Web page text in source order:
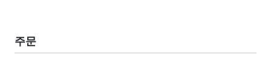
주문